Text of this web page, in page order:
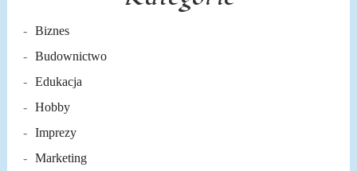
Biznes
Budownictwo
Edukacja
Hobby
Imprezy
Marketing